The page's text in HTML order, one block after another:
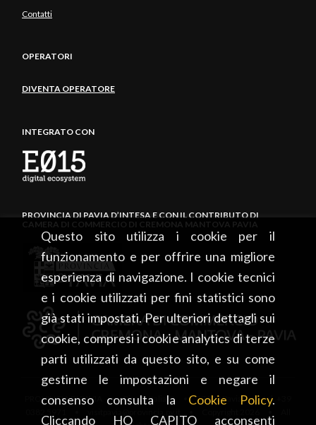
Questo sito utilizza i cookie per il
funzionamento e per offrire una migliore
esperienza di navigazione. I cookie tecnici
e i cookie utilizzati per fini statistici sono
già stati impostati. Per ulteriori dettagli sui
cookie, compresi i cookie analytics di terze
parti utilizzati da questo sito, e su come
gestirne le impostazioni e negare il
consenso consulta la Cookie Policy.
Cliccando HO CAPITO acconsenti
Contatti
OPERATORI
DIVENTA OPERATORE
INTEGRATO CON
PROVINCIA DI PAVIA D’INTESA E CON IL CONTRIBUTO DI
CAMERA DI COMMERCIO DI CREMONA MANTOVA PAVIA
PROVINCIA DI PAVIA • Piazza Italia, 2 • 27100 Pavia • tel. +39